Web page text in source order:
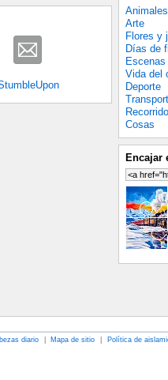
Animales
Arte
Flores y
Días de
Vida del
Deporte
Recorrido
Cosas
Encajar
diario | Mapa de sitio | Política de